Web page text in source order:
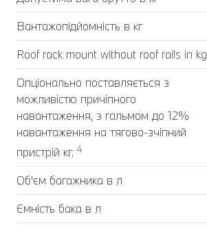
Вантажопідйомність в кг
Roof rack mount without roof rails in kg
Опціонально поставляється з
можливістю причіпного
навантаження, з гальмом до 12%
навантаження на тягово-зчіпний
пристрій кг. 4
Об'єм багажника в л
Ємність бака в л